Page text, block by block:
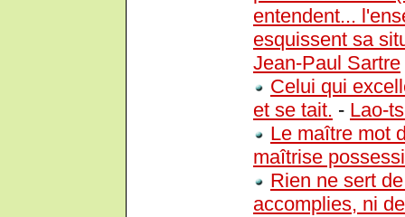
entendent...
esquissent sa
Jean-Paul Sartre
Celui qui
et se tait. - Lao-
Le maître mot
maîtrise
Rien ne sert
accomplies, ni